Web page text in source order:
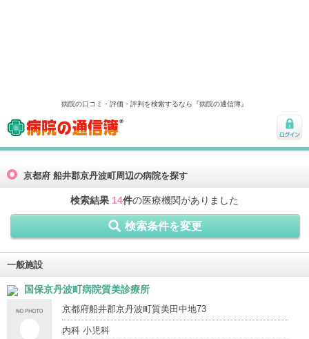
病院の口コミ・評価・評判を検索するなら『病院の通信簿』
病院の通信簿
ログ
京都府 船井郡京丹波町周辺の病院を探す
検索結果 14件の医療機関がありました
検索条件を変更
一般施設
国保京丹波町病院質美診療所
京都府船井郡京丹波町質美田中地73
内科 小児科